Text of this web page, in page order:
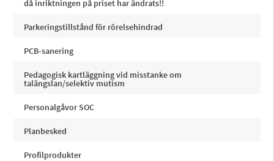
då inriktningen på priset har ändrats!!
Parkeringstillstånd för rörelsehindrad
PCB-sanering
Pedagogisk kartläggning vid misstanke om
talängslan/selektiv mutism
Personalgåvor SOC
Planbesked
Profilprodukter